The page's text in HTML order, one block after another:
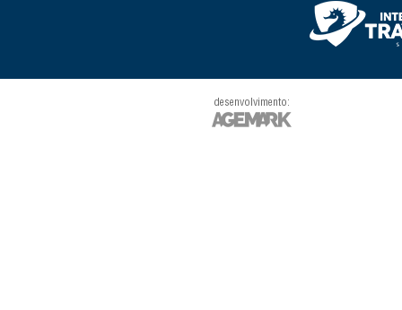
desenvolvimento: